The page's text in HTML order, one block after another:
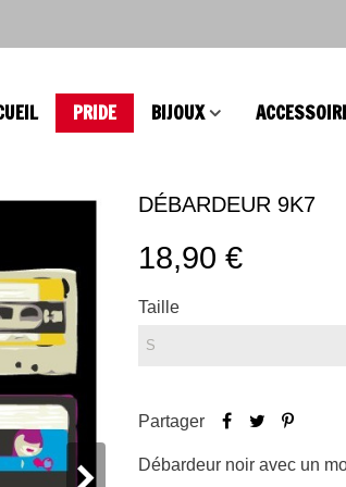
PRIDE BIJOUX
DÉBARDEUR 9K7
18,90 €
Taille
Partager
Débardeur noir avec un